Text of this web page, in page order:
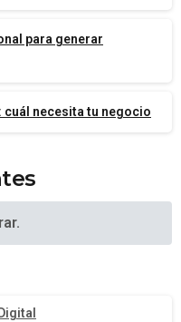
para generar
cuál necesita tu negocio